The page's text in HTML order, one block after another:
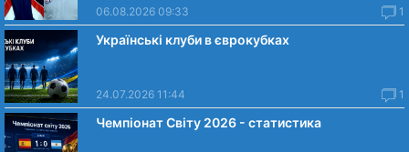
06.08.2026 09:33 1
Українські клуби в єврокубках
24.07.2026 11:44 1
Чемпіонат Світу 2026 - статистика